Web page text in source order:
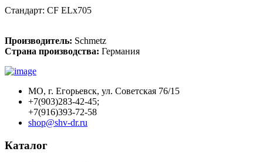
Стандарт: CF ELx705
Производитель: Schmetz
Страна производства: Германия
МО, г. Егорьевск, ул. Советская 76/15
+7(903)283-42-45;
+7(916)393-72-58
shop@shv-dr.ru
Каталог